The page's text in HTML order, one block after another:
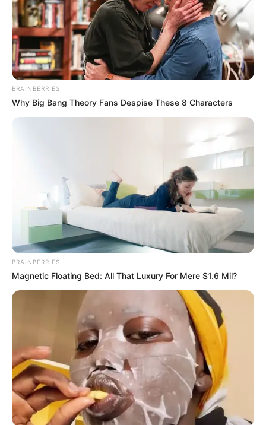
BRAINBERRIES
Why Big Bang Theory Fans Despise These 8 Characters
BRAINBERRIES
Magnetic Floating Bed: All That Luxury For Mere $1.6 Mil?